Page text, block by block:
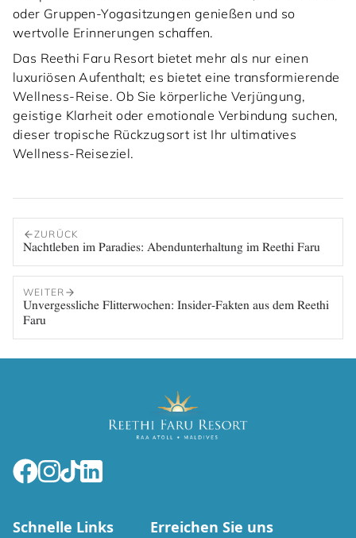
oder Gruppen-Yogasitzungen genießen und so
wertvolle Erinnerungen schaffen.
Das Reethi Faru Resort bietet mehr als nur einen
luxuriösen Aufenthalt; es bietet eine transformierende
Wellness-Reise. Ob Sie körperliche Verjüngung,
geistige Klarheit oder emotionale Verbindung suchen,
dieser tropische Rückzugsort ist Ihr ultimatives
Wellness-Reiseziel.
ZURÜCK
Nachtleben im Paradies: Abendunterhaltung im Reethi Faru
WEITER
Unvergessliche Flitterwochen: Insider-Fakten aus dem Reethi
Faru
Schnelle Links Erreichen Sie uns